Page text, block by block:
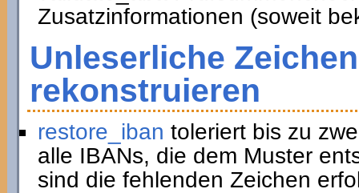
Zusatzinformationen (soweit
Unleserliche
rekonstruieren
restore_iban toleriert bis zu
alle IBANs, die dem Muster
sind die fehlenden Zeichen